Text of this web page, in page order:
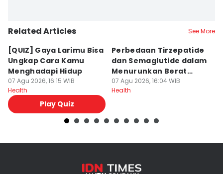
Related Articles See More
[QUIZ] Gaya Larimu Bisa
Ungkap Cara Kamu
Menghadapi Hidup
07 Agu 2026, 16:15 WIB
Health
Play Quiz
Perbedaan Tirzepatide
dan Semaglutide dalam
Menurunkan Berat
Badan
07 Agu 2026, 16:04 WIB
Health